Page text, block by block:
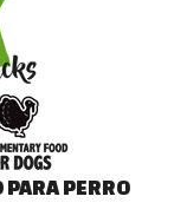
PERRO